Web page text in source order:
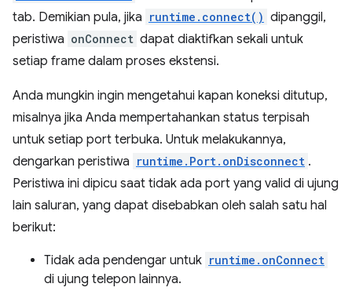
tab. Demikian pula, jika runtime.connect() dipanggil,
peristiwa onConnect dapat diaktifkan sekali untuk
setiap frame dalam proses ekstensi.
Anda mungkin ingin mengetahui kapan koneksi ditutup,
misalnya jika Anda mempertahankan status terpisah
untuk setiap port terbuka. Untuk melakukannya,
dengarkan peristiwa runtime.Port.onDisconnect .
Peristiwa ini dipicu saat tidak ada port yang valid di ujung
lain saluran, yang dapat disebabkan oleh salah satu hal
berikut:
Tidak ada pendengar untuk runtime.onConnect
di ujung telepon lainnya.